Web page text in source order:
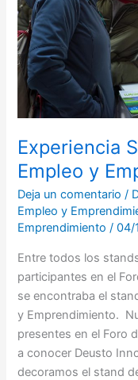
Experiencia
Empleo y
Deja un comentario /
Empleo y
Emprendimiento/04/
Entre todos los
participantes en el
se encontraba el
y Emprendimiento.
presentes en el Foro
a conocer Deusto
decoramos el stand
de
Empleo
y
Emprendimiento